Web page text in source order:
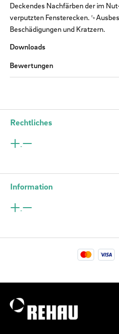
Deckendes Nachfärben der im
verputzten
Beschädigungen und Kratzern.
Downloads
Bewertungen
Rechtliches
Information